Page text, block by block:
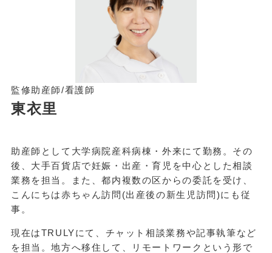
監修助産師/看護師
東衣里
助産師として大学病院産科病棟・外来にて勤務。その
後、大手百貨店で妊娠・出産・育児を中心とした相談
業務を担当。また、都内複数の区からの委託を受け、
こんにちは赤ちゃん訪問(出産後の新生児訪問)にも従
事。
現在はTRULYにて、チャット相談業務や記事執筆など
を担当。地方へ移住して、リモートワークという形で